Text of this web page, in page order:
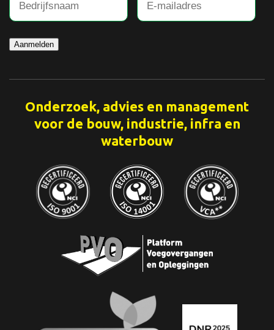
Aanmelden
Onderzoek, advies en management
voor de bouw, industrie, infra en
waterbouw